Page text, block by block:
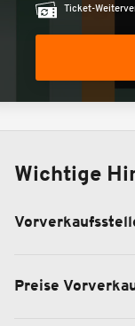
Ticket-
Wichtige
Preise